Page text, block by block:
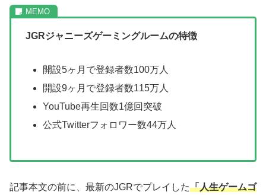
JGRジャニーズゲーミングルームの特徴
開設5ヶ月で登録者数100万人
開設9ヶ月で登録者数115万人
YouTube再生回数1億回突破
公式Twitterフォロワー数44万人
記事本文の前に、最新のJGRでプレイした「人生ゲームゴ